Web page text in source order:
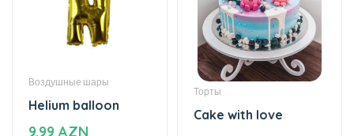
Воздушные шары
Helium balloon
Торты
Cake with love
177 AZN